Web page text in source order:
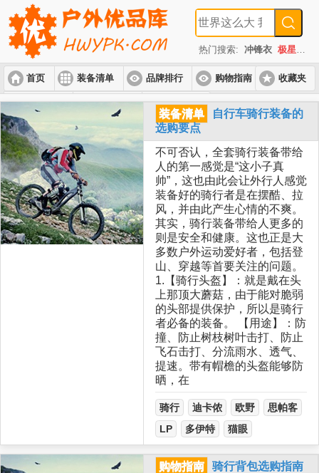
热门搜索: 冲锋衣 极星
首页 装备清单 品牌排行 购物指南
入门套装 进阶套装 高端套装
收藏夹
装备清单
自行车骑行装备的
选购要点
不可否认，全套骑行装备带给
人的第一感觉是“这小子真
帅”，这也由此会让外行人感觉
装备好的骑行者是在摆酷、拉
风，并由此产生心情的不爽。
其实，骑行装备带给人更多的
则是安全和健康。这也正是大
多数户外运动爱好者，包括登
山、穿越等首要关注的问题。
1.【骑行头盔】：就是戴在头
上那顶大蘑菇，由于能对脆弱
的头部提供保护，所以是骑行
者必备的装备。 【用途】：防
撞、防止树枝树叶击打、防止
飞石击打、分流雨水、透气、
提速。带有帽檐的头盔能够防
晒，在
骑行 迪卡侬 欧野
思帕客
LP
多伊特 猫眼
购物指南
骑行背包选购指南